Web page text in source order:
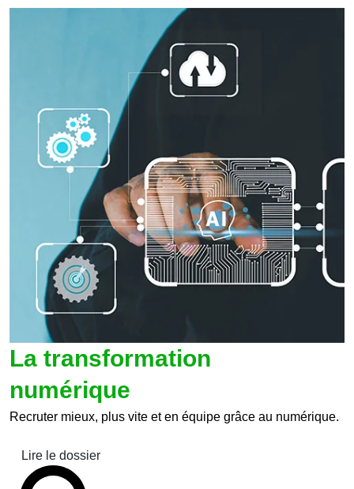
La transformation
numérique
Recruter mieux, plus vite et en équipe grâce au numérique.
Lire le dossier